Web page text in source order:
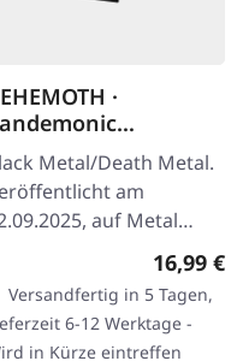
·
|
2CD
Metal/Death Metal.
am
auf Metal
Blade Records. Doppel-CD
im noblen Digibook mit
und 20-
16,99 €
Versandfertig in 5 Tagen,
6-12 Werktage -
in Kürze eintreffen